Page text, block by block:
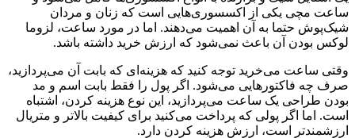
ساعت مچی یکی از اکسسوری‌هایی است که زنان و مردان
شیک‌پوش حتما به آن اهمیت می‌دهند. اما در مورد ساعت، لزوما
لوکس بودن آن باعث نمی‌شود که ارزش خرید داشته باشد.
وقتی ساعت می‌خرید توجه کنید که هزینه‌ای که بابت آن می‌پردازید،
صرف چه فاکتورهایی می‌شود. اگر پول را فقط بابت اسم و مد
بودن طراحی یک ساعت می‌پردازید، این نوع هزینه کردن، اشتباه
است. اما اگر پولی که پرداخت می‌کنید برای کیفیت بالاتر و متریال
ارزشمندتر است، ارزش هزینه کردن دارد.